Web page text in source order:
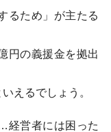
るため」が主たる
円の義援金を拠出
えるでしょう。
経営者には困った